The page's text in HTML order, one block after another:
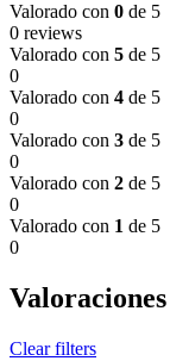
Valorado con 0 de 5
0 reviews
Valorado con 5 de 5
0
Valorado con 4 de 5
0
Valorado con 3 de 5
0
Valorado con 2 de 5
0
Valorado con 1 de 5
0
Valoraciones
Clear filters